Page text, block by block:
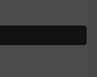
Wert